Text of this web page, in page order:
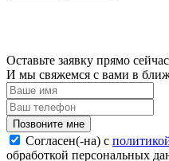
Оставьте заявку прямо
И мы свяжемся с вами в
Согласен(-на) c
обработкой персональных